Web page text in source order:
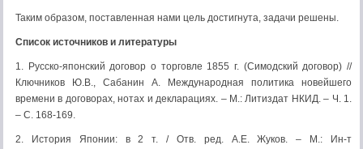
Таким образом, поставленная нами цель достигнута, задачи решены.
Список источников и литературы
1. Русско-японский договор о торговле 1855 г. (Симодский договор) //
Ключников Ю.В., Сабанин А. Международная политика новейшего
времени в договорах, нотах и декларациях. – М.: Литиздат НКИД. – Ч. 1.
– С. 168-169.
2. История Японии: в 2 т. / Отв. ред. А.Е. Жуков. – М.: Ин-т